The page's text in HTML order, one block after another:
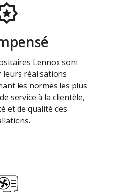
Lennox sont
leurs réalisations
les normes les plus
service à la clientèle,
et de qualité des